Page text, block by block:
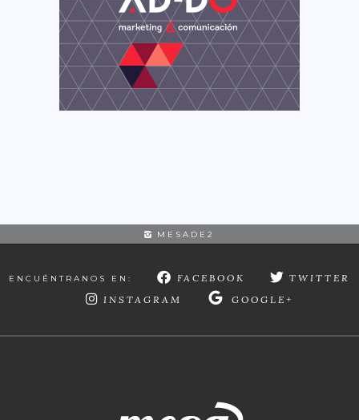
MESADE2
ENCUÉNTRANOS EN: FACEBOOK
TWITTER
INSTAGRAM
GOOGLE+